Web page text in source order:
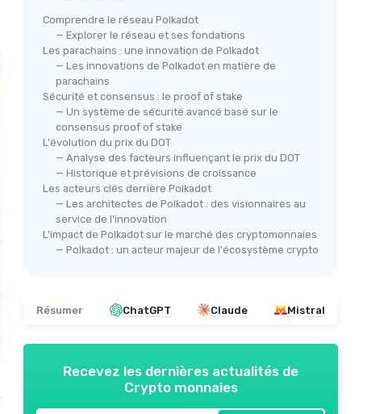
Comprendre le réseau Polkadot
— Explorer le réseau et ses fondations
Les parachains : une innovation de Polkadot
— Les innovations de Polkadot en matière de
parachains
Sécurité et consensus : le proof of stake
— Un système de sécurité avancé basé sur le
consensus proof of stake
L'évolution du prix du DOT
— Analyse des facteurs influençant le prix du DOT
— Historique et prévisions de croissance
Les acteurs clés derrière Polkadot
— Les architectes de Polkadot : des visionnaires au
service de l'innovation
L'impact de Polkadot sur le marché des cryptomonnaies
— Polkadot : un acteur majeur de l'écosystème crypto
Résumer ChatGPT Claude Mistral
Recevez les dernières actualités de
Crypto monnaies